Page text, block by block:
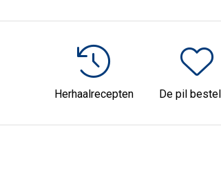
submenu
submenu
submenu
Herhaalrecepten De pil